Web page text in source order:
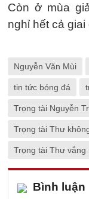
Còn ở mùa
nghỉ hết cả
Nguyễn Văn Mùi
tin tức bóng đá
Trọng tài Nguyễn
Trọng tài Thư
Trọng tài Thư vắng
Bình luận